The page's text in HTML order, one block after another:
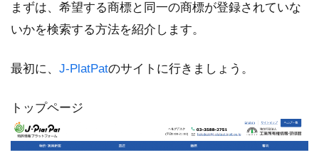
まずは、希望する商標と同一の商標が登録されていな
いかを検索する方法を紹介します。
最初に、 J-PlatPatのサイトに行きましょう。
トップページ